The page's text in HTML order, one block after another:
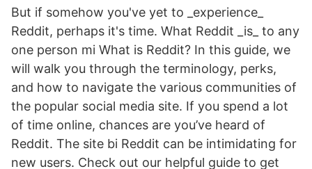
But if somehow you've yet to _experience_
Reddit, perhaps it's time. What Reddit _is_ to any
one person mi What is Reddit? In this guide, we
will walk you through the terminology, perks,
and how to navigate the various communities of
the popular social media site. If you spend a lot
of time online, chances are you’ve heard of
Reddit. The site bi Reddit can be intimidating for
new users. Check out our helpful guide to get